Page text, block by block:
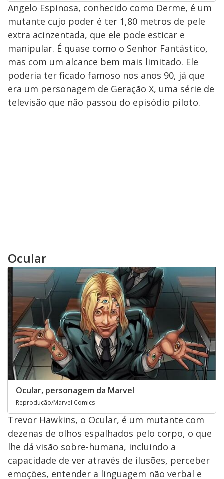
Angelo Espinosa, conhecido como Derme, é um
mutante cujo poder é ter 1,80 metros de pele
extra acinzentada, que ele pode esticar e
manipular. É quase como o Senhor Fantástico,
mas com um alcance bem mais limitado. Ele
poderia ter ficado famoso nos anos 90, já que
era um personagem de Geração X, uma série de
televisão que não passou do episódio piloto.
Ocular
Ocular, personagem da Marvel
Reprodução/Marvel Comics
Trevor Hawkins, o Ocular, é um mutante com
dezenas de olhos espalhados pelo corpo, o que
lhe dá visão sobre-humana, incluindo a
capacidade de ver através de ilusões, perceber
emoções, entender a linguagem não verbal e